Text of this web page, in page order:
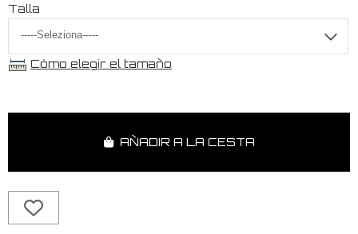
Talla
Cómo elegir el tamaño
AÑADIR A LA CESTA